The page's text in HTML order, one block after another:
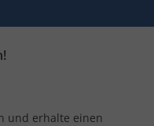
und erhalte einen